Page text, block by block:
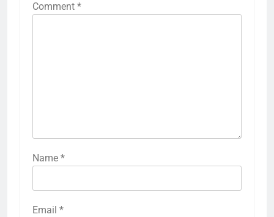
Comment *
Name *
Email *